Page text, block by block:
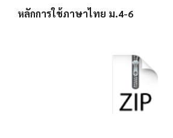
หลักการใช้ภาษาไทย ม.4-6